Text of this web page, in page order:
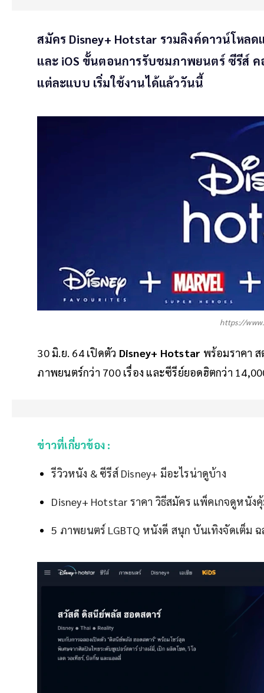
สมัคร Disney+ Hotstar รวมลิงค์ดาวน์โห
และ iOS ขั้นตอนการรับชมภาพยนตร์ ซีรีส์
แต่ละแบบ เริ่มใช้งานได้แล้ววันนี้
https://
30 มิ.ย. 64 เปิดตัว Disney+ Hotstar พร้อมราคา
ภาพยนตร์กว่า 700 เรื่อง และซีรีย์ยอดฮิตกว่า
ข่าวที่เกี่ยวข้อง :
รีวิวหนัง & ซีรีส์ Disney+ มีอะไรน่าดูบ้าง
Disney+ Hotstar ราคา วิธีสมัคร แพ็คเกจดูหนัง
5 ภาพยนตร์ LGBTQ หนังดี สนุก บันเทิงจัดเต็ม ฉ